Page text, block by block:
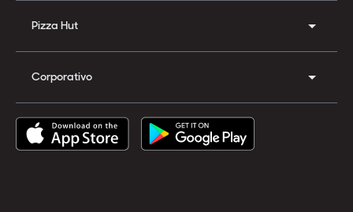
Pizza Hut
Corporativo